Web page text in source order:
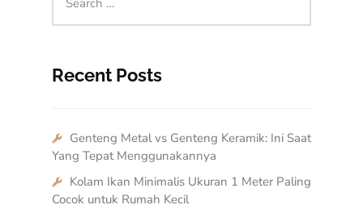
Recent Posts
Genteng Metal vs Genteng Keramik: Ini Saat
Yang Tepat Menggunakannya
Kolam Ikan Minimalis Ukuran 1 Meter Paling
Cocok untuk Rumah Kecil